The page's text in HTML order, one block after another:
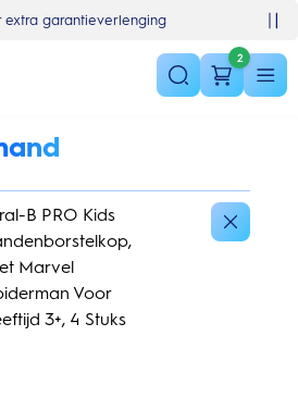
extra garantieverlenging
2
B PRO Kids
Marvel
Voor
3+, 4 Stuks